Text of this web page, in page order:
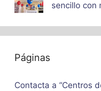
sencillo con
Páginas
Contacta a “Centros